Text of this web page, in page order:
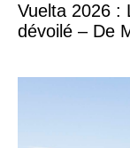
Vuelta 2026 :
dévoilé – De